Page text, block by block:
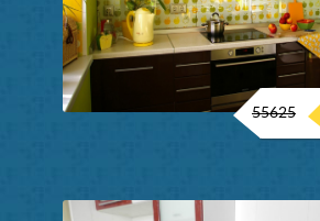
55625